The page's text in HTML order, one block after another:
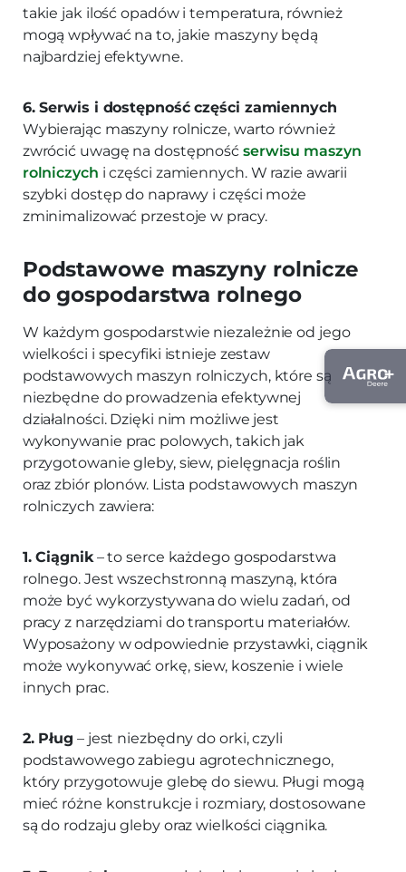
takie jak ilość opadów i temperatura, również
mogą wpływać na to, jakie maszyny będą
najbardziej efektywne.
6. Serwis i dostępność części zamiennych
Wybierając maszyny rolnicze, warto również
zwrócić uwagę na dostępność serwisu maszyn
rolniczych i części zamiennych. W razie awarii
szybki dostęp do naprawy i części może
zminimalizować przestoje w pracy.
Podstawowe maszyny rolnicze
do gospodarstwa rolnego
W każdym gospodarstwie niezależnie od jego
wielkości i specyfiki istnieje zestaw
podstawowych maszyn rolniczych, które są
niezbędne do prowadzenia efektywnej
działalności. Dzięki nim możliwe jest
wykonywanie prac polowych, takich jak
przygotowanie gleby, siew, pielęgnacja roślin
oraz zbiór plonów. Lista podstawowych maszyn
rolniczych zawiera:
1. Ciągnik– to serce każdego gospodarstwa
rolnego. Jest wszechstronną maszyną, która
może być wykorzystywana do wielu zadań, od
pracy z narzędziami do transportu materiałów.
Wyposażony w odpowiednie przystawki, ciągnik
może wykonywać orkę, siew, koszenie i wiele
innych prac.
2. Pług – jest niezbędny do orki, czyli
podstawowego zabiegu agrotechnicznego,
który przygotowuje glebę do siewu. Pługi mogą
mieć różne konstrukcje i rozmiary, dostosowane
są do rodzaju gleby oraz wielkości ciągnika.